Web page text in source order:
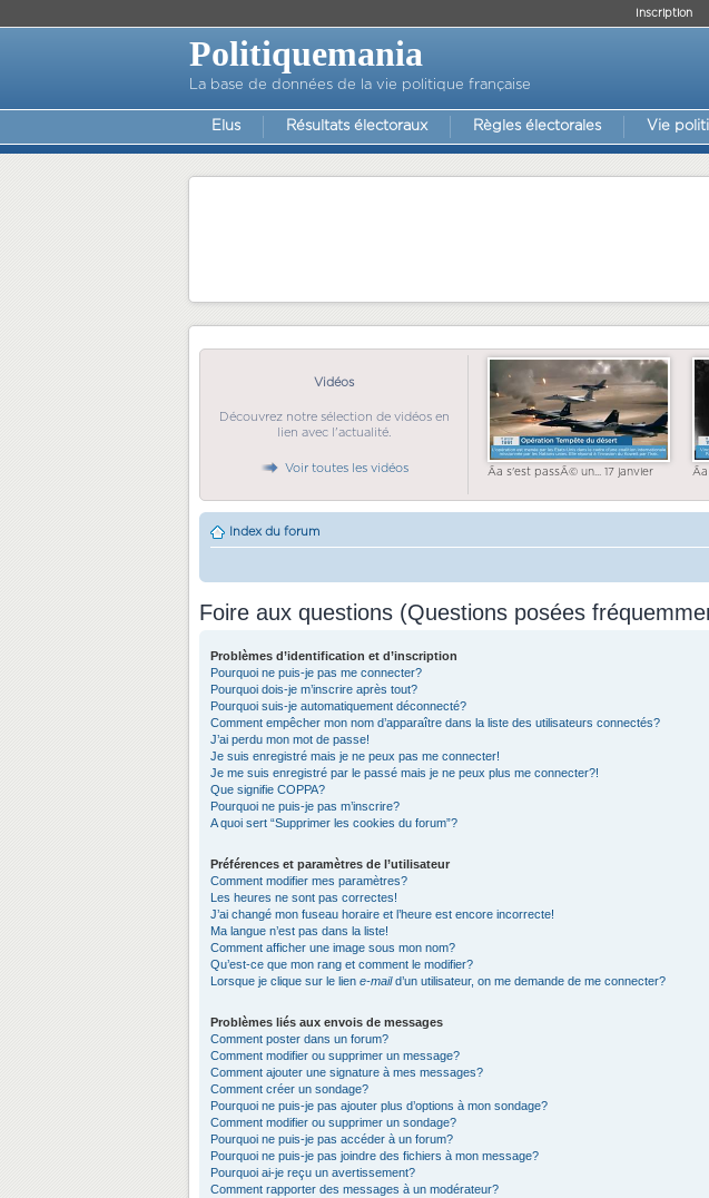
Inscription
Politiquemania
La base de données de la vie politique française
Elus Résultats électoraux Règles électorales Vie
Vidéos
Découvrez notre sélection de vidéos en
lien avec l'actualité.
Voir toutes les vidéos Ãa s'est passÃ© un... 17 janvier
Index du forum
Foire aux questions (Questions posées
Problèmes d’identification et d’inscription
Pourquoi ne puis-je pas me connecter?
Pourquoi dois-je m’inscrire après tout?
Pourquoi suis-je automatiquement déconnecté?
Comment empêcher mon nom d’apparaître dans la liste des utilisateurs connectés?
J’ai perdu mon mot de passe!
Je suis enregistré mais je ne peux pas me connecter!
Je me suis enregistré par le passé mais je ne peux plus me connecter?!
Que signifie COPPA?
Pourquoi ne puis-je pas m’inscrire?
A quoi sert “Supprimer les cookies du forum”?
Préférences et paramètres de l’utilisateur
Comment modifier mes paramètres?
Les heures ne sont pas correctes!
J’ai changé mon fuseau horaire et l’heure est encore incorrecte!
Ma langue n’est pas dans la liste!
Comment afficher une image sous mon nom?
Qu’est-ce que mon rang et comment le modifier?
Lorsque je clique sur le lien e-maild’un utilisateur, on me demande de me connecter?
Problèmes liés aux envois de messages
Comment poster dans un forum?
Comment modifier ou supprimer un message?
Comment ajouter une signature à mes messages?
Comment créer un sondage?
Pourquoi ne puis-je pas ajouter plus d’options à mon sondage?
Comment modifier ou supprimer un sondage?
Pourquoi ne puis-je pas accéder à un forum?
Pourquoi ne puis-je pas joindre des fichiers à mon message?
Pourquoi ai-je reçu un avertissement?
Comment rapporter des messages à un modérateur?